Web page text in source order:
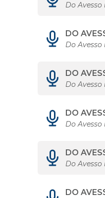
Do
DO
Do Avesso
DO
Do Avesso
DO
Do
DO
Do
DO